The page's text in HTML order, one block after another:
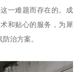
一难题而存在的。成
和贴心的服务，为犀
治方案。